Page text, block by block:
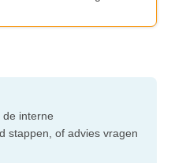
interne
stappen, of advies vragen